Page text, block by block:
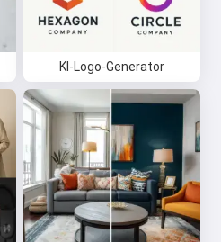
KI-Logo-Generator